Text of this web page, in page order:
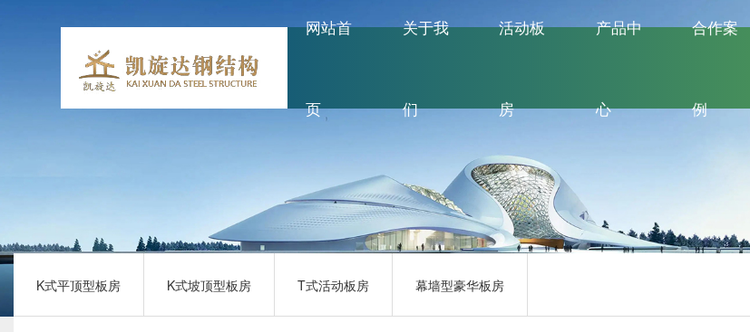
网站首
页
关于我
们
荣誉资质
活动板
房
K式平顶型板房
K式坡顶型板房
T式活动板房
产品中
心
钢筋加工棚
治安岗亭
合作案
例
K式平顶型板房 K式坡顶型板房 T式活动板房 幕墙型豪华板房